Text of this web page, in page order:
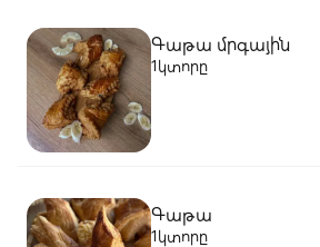
Գաթա մրգային
1կտորը
Գաթա
1կտորը